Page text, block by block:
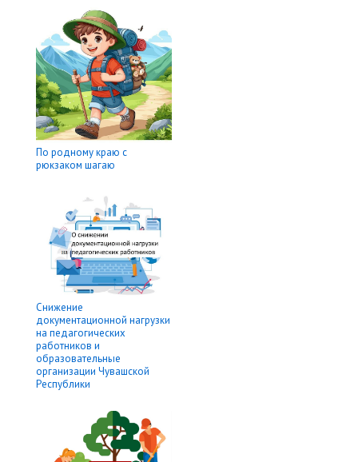
По родному краю с
рюкзаком шагаю
Снижение
документационной нагрузки
на педагогических
работников и
образовательные
организации Чувашской
Республики